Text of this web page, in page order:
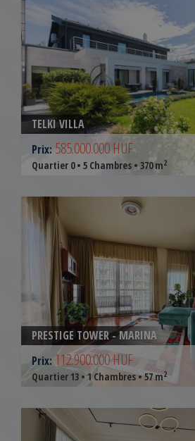
TELKI VILLA
Prix: 585.000.000 HUF
Quartier 0 • 5 Chambres • 370 m2
PRESTIGE TOWER - MARINA
Prix: 112.900.000 HUF
Quartier 13 • 1 Chambres • 57 m2